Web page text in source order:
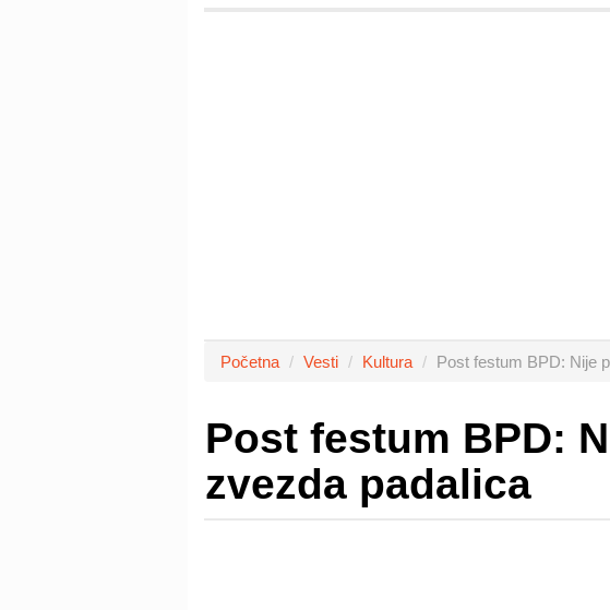
Početna Vesti Kultura Post festum BPD: Nije
Post festum BPD:
zvezda padalica